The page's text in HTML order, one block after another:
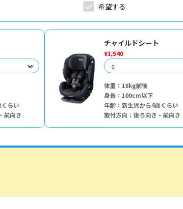
希望する
らい
前向き
チャイルドシート
¥1,540
体重：18kg前後
身長：100cm以下
年齢：新生児から4歳くらい
取付方向：後ろ向き・前向き